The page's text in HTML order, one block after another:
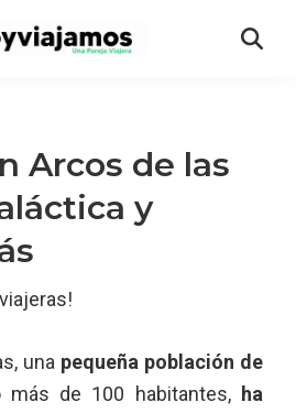
Arcos de las
y
una pequeña población de
más de 100 habitantes, ha